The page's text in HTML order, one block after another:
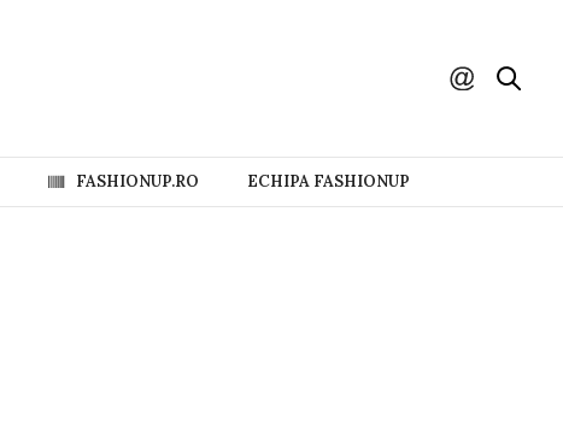
FASHIONUP.RO ECHIPA FASHIONUP